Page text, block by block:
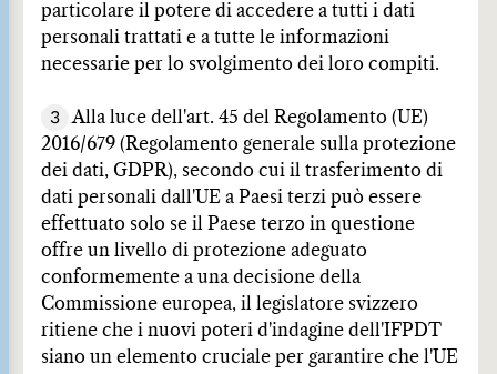
particolare il potere di accedere a tutti i dati
personali trattati e a tutte le informazioni
necessarie per lo svolgimento dei loro compiti.
3
Alla luce dell'art. 45 del Regolamento (UE)
2016/679 (Regolamento generale sulla protezione
dei dati, GDPR), secondo cui il trasferimento di
dati personali dall'UE a Paesi terzi può essere
effettuato solo se il Paese terzo in questione
offre un livello di protezione adeguato
conformemente a una decisione della
Commissione europea, il legislatore svizzero
ritiene che i nuovi poteri d'indagine dell'IFPDT
siano un elemento cruciale per garantire che l'UE